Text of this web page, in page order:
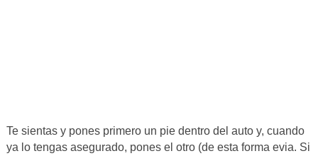
Te sientas y pones primero un pie dentro del auto y, cuando
ya lo tengas asegurado, pones el otro (de esta forma evia. Si